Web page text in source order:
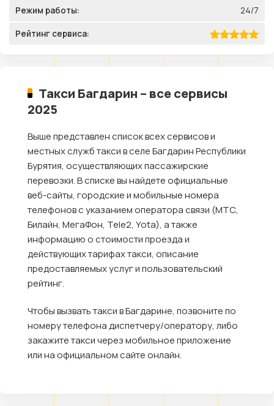
Режим работы: 24/7
Рейтинг сервиса:
Такси Багдарин – все сервисы
2025
Выше представлен список всех сервисов и
местных служб такси в селе Багдарин Республики
Бурятия, осуществляющих пассажирские
перевозки. В списке вы найдете официальные
веб-сайты, городские и мобильные номера
телефонов с указанием оператора связи (МТС,
Билайн, МегаФон, Tele2, Yota), а также
информацию о стоимости проезда и
действующих тарифах такси, описание
предоставляемых услуг и пользовательский
рейтинг.
Чтобы вызвать такси в Багдарине, позвоните по
номеру телефона диспетчеру/оператору, либо
закажите такси через мобильное приложение
или на официальном сайте онлайн.